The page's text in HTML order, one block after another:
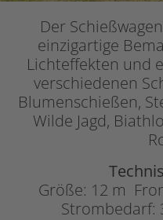
Der
einzigartige
Lichteffekten und
verschiedenen
Blumenschießen,
Wilde Jagd,
Größe: 12 m
Strombedarf: